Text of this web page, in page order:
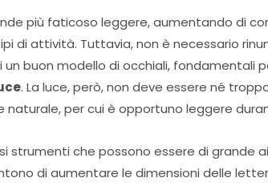
più faticoso leggere, aumentando di
di attività. Tuttavia, non è necessario
buon modello di occhiali,
. La luce, però, non deve essere né
naturale, per cui è opportuno leggere
strumenti che possono essere di grande
di aumentare le dimensioni delle